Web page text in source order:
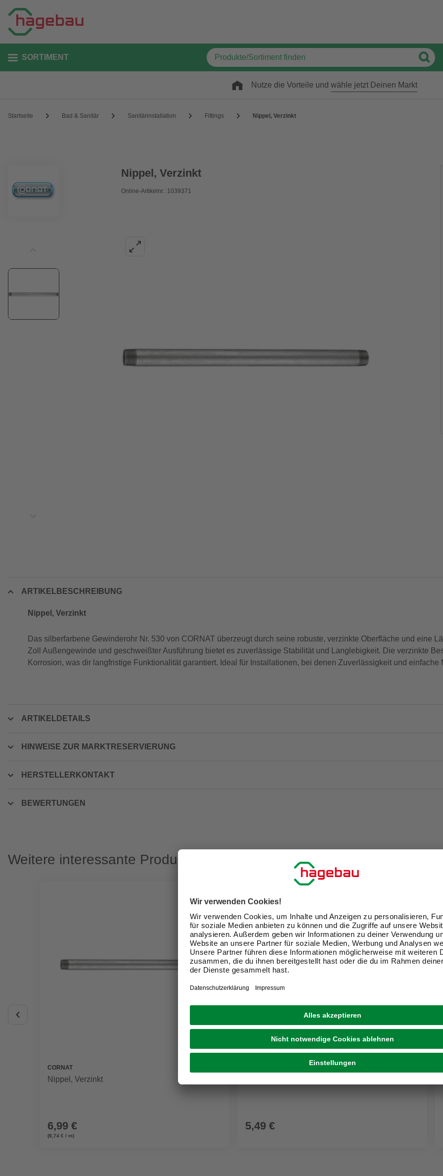
SORTIMENT
Nutze die Vorteile und wähle jetzt Deinen Markt
Startseite Bad & Sanitär Sanitärinstallation Fittings Nippel, Verzinkt
Nippel, Verzinkt
Online-Artikelnr.: 1039371
ARTIKELBESCHREIBUNG
Nippel, Verzinkt
Das silberfarbene Gewinderohr Nr. 530 von CORNAT überzeugt durch seine robuste, verzinkte Oberfläche und eine
Zoll Außengewinde und geschweißter Ausführung bietet es zuverlässige Stabilität und Langlebigkeit. Die verzinkte
Korrosion, was dir langfristige Funktionalität garantiert. Ideal für Installationen, bei denen Zuverlässigkeit und einfache
ARTIKELDETAILS
HINWEISE ZUR MARKTRESERVIERUNG
HERSTELLERKONTAKT
BEWERTUNGEN
Weitere interessante Produkte
CORNAT
Nippel, Verzinkt
6,99 €
(8,74 € / m)
5,49 €